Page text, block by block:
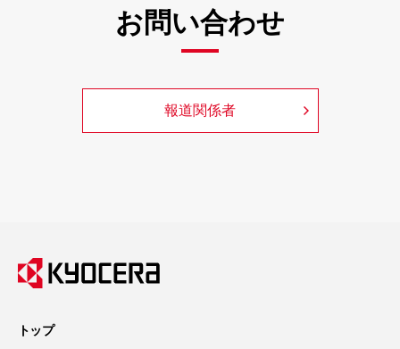
お問い合わせ
報道関係者
トップ